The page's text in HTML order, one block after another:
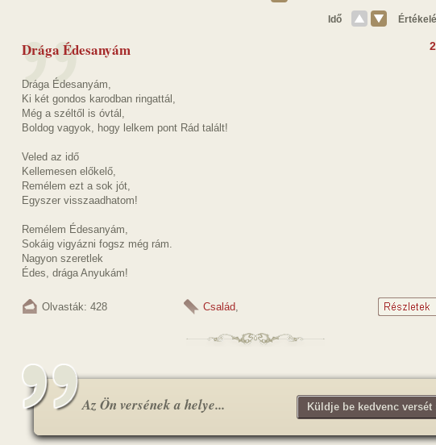
Idő
Drága Édesanyám
Drága Édesanyám,
Ki két gondos karodban ringattál,
Még a széltől is óvtál,
Boldog vagyok, hogy lelkem pont Rád talált!
Veled az idő
Kellemesen előkelő,
Remélem ezt a sok jót,
Egyszer visszaadhatom!
Remélem Édesanyám,
Sokáig vigyázni fogsz még rám.
Nagyon szeretlek
Édes, drága Anyukám!
Olvasták: 428 Család,
Az Ön versének a helye... Küldje be kedvenc versét